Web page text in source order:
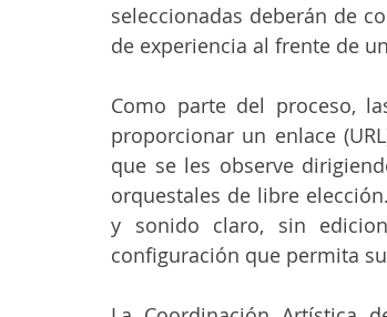
seleccionadas deberán de
de experiencia al frente de
Como parte del proceso,
proporcionar un enlace
que se les observe
orquestales de libre
y sonido claro, sin
configuración que permita